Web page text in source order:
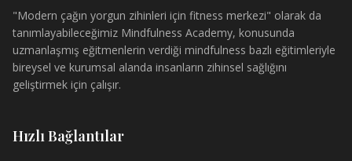
"Modern çağın yorgun zihinleri için fitness merkezi" olarak da
tanımlayabileceğimiz Mindfulness Academy, konusunda
uzmanlaşmış eğitmenlerin verdiği mindfulness bazlı eğitimleriyle
bireysel ve kurumsal alanda insanların zihinsel sağlığını
geliştirmek için çalışır.
Hızlı Bağlantılar